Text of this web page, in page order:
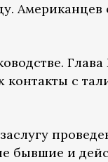
Американцев
контакты с
бывшие и